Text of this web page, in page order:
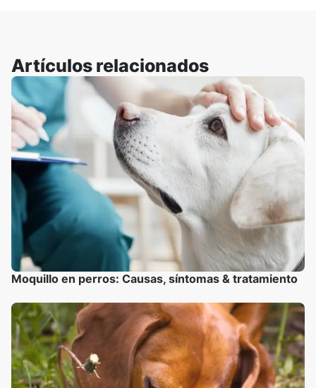
Artículos relacionados
Moquillo en perros: Causas, síntomas & tratamiento